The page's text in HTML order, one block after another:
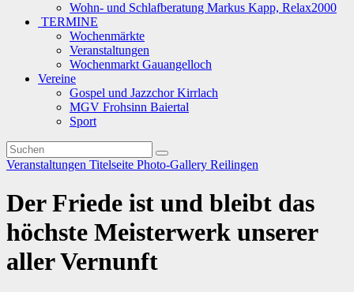
Wohn- und Schlafberatung Markus Kapp, Relax2000
TERMINE
Wochenmärkte
Veranstaltungen
Wochenmarkt Gauangelloch
Vereine
Gospel und Jazzchor Kirrlach
MGV Frohsinn Baiertal
Sport
Veranstaltungen Titelseite Photo-Gallery Reilingen
Der Friede ist und bleibt das
höchste Meisterwerk unserer
aller Vernunft